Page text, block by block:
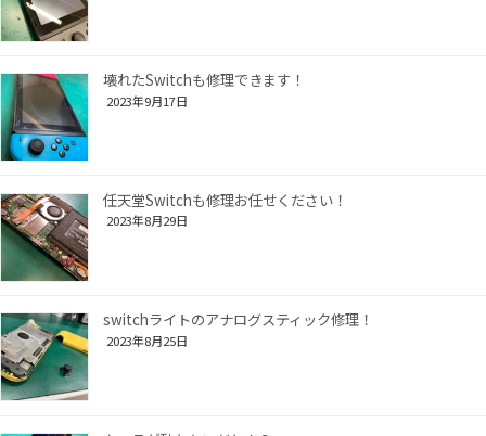
壊れたSwitchも修理できます！
2023年9月17日
任天堂Switchも修理お任せください！
2023年8月29日
switchライトのアナログスティック修理！
2023年8月25日